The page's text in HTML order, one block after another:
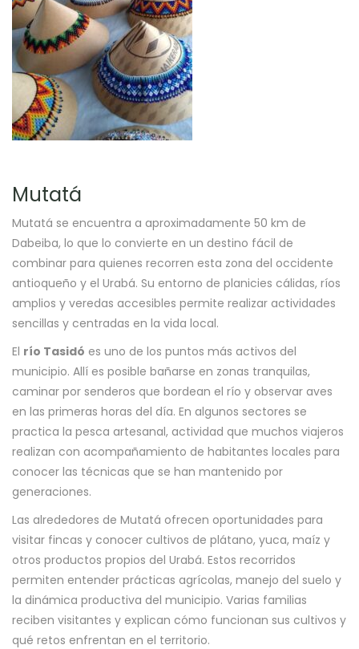
Mutatá
Mutatá se encuentra a aproximadamente 50 km de
Dabeiba, lo que lo convierte en un destino fácil de
combinar para quienes recorren esta zona del occidente
antioqueño y el Urabá. Su entorno de planicies cálidas, ríos
amplios y veredas accesibles permite realizar actividades
sencillas y centradas en la vida local.
El río Tasidó es uno de los puntos más activos del
municipio. Allí es posible bañarse en zonas tranquilas,
caminar por senderos que bordean el río y observar aves
en las primeras horas del día. En algunos sectores se
practica la pesca artesanal, actividad que muchos viajeros
realizan con acompañamiento de habitantes locales para
conocer las técnicas que se han mantenido por
generaciones.
Las alrededores de Mutatá ofrecen oportunidades para
visitar fincas y conocer cultivos de plátano, yuca, maíz y
otros productos propios del Urabá. Estos recorridos
permiten entender prácticas agrícolas, manejo del suelo y
la dinámica productiva del municipio. Varias familias
reciben visitantes y explican cómo funcionan sus cultivos y
qué retos enfrentan en el territorio.